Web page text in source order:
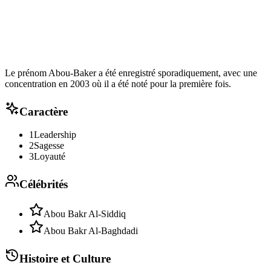
Le prénom Abou-Baker a été enregistré sporadiquement, avec une
concentration en 2003 où il a été noté pour la première fois.
Caractère
1Leadership
2Sagesse
3Loyauté
Célébrités
Abou Bakr Al-Siddiq
Abou Bakr Al-Baghdadi
Histoire et Culture